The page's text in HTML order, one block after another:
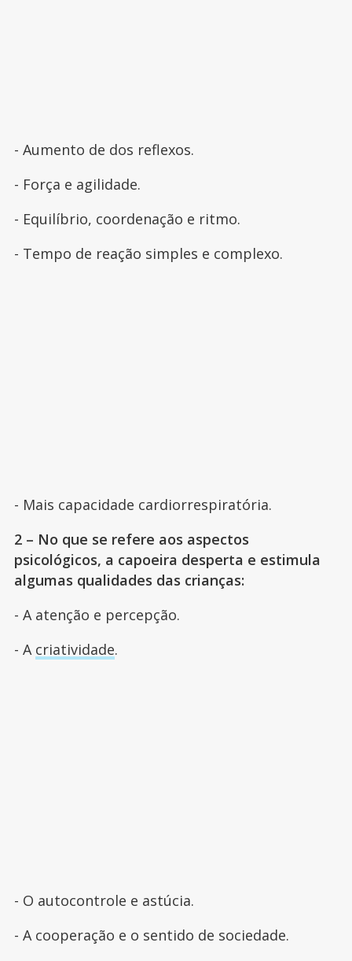
- Aumento de dos reflexos.
- Força e agilidade.
- Equilíbrio, coordenação e ritmo.
- Tempo de reação simples e complexo.
- Mais capacidade cardiorrespiratória.
2 – No que se refere aos aspectos
psicológicos, a capoeira desperta e estimula
algumas qualidades das crianças:
- A atenção e percepção.
- A criatividade.
- O autocontrole e astúcia.
- A cooperação e o sentido de sociedade.